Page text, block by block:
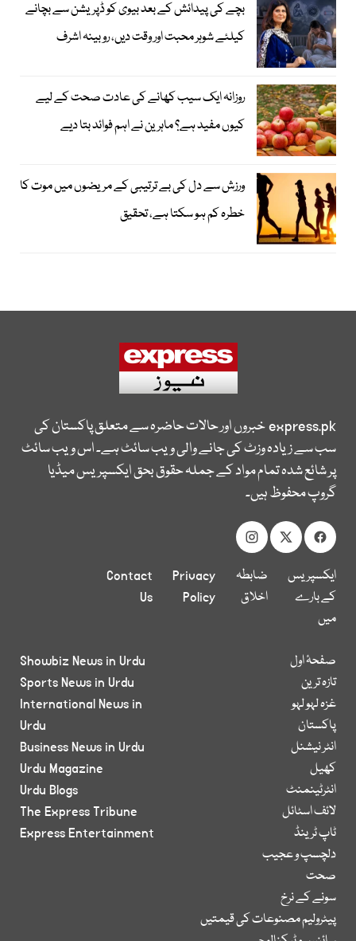
بچے کی پیدائش کے بعد بیوی کو ڈپریشن سے بچانے
کیلئے شوہر محبت اور وقت دیں، روبینہ اشرف
روزانہ ایک سیب کھانے کی عادت صحت کے لیے
کیوں مفید ہے؟ ماہرین نے اہم فوائد بتا دیے
ورزش سے دل کی بے ترتیبی کے مریضوں میں موت کا
خطرہ کم ہو سکتا ہے، تحقیق
express.pkخبروں اور حالات حاضرہ سے متعلق پاکستان کی
سب سے زیادہ وزٹ کی جانے والی ویب سائٹ ہے۔ اس ویب سائٹ
پر شائع شدہ تمام مواد کے جملہ حقوق بحق ایکسپریس میڈیا
گروپ محفوظ ہیں۔
ایکسپریس
کے بارے
میں
ضابطہ
اخلاق
Privacy
Policy
Contact
Us
صفحۂ اول
تازہ ترین
غزہ لہو لہو
پاکستان
انٹر نیشنل
کھیل
انٹرٹینمنٹ
لائف اسٹائل
ٹاپ ٹرینڈ
دلچسپ و عجیب
صحت
سونے کے نرخ
پیٹرولیم مصنوعات کی قیمتیں
Showbiz News in Urdu
Sports News in Urdu
International News in
Urdu
Business News in Urdu
Urdu Magazine
Urdu Blogs
The Express Tribune
Express Entertainment